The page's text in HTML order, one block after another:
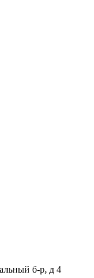
б-р, д 4